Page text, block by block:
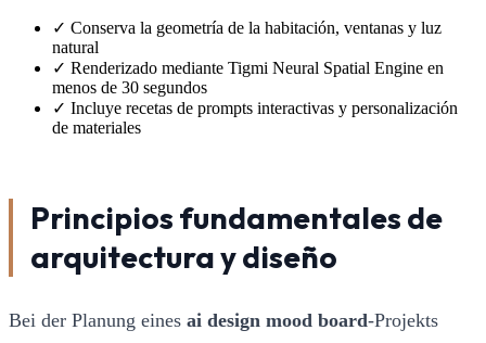
✓ Conserva la geometría de la habitación, ventanas y luz
natural
✓ Renderizado mediante Tigmi Neural Spatial Engine en
menos de 30 segundos
✓ Incluye recetas de prompts interactivas y personalización
de materiales
Principios fundamentales de
arquitectura y diseño
Bei der Planung eines ai design mood board-Projekts